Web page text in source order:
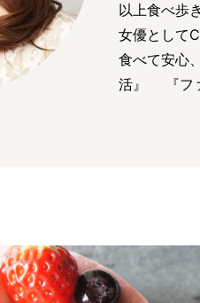
以上食べ歩
女優として
食べて安心
活』 『フ